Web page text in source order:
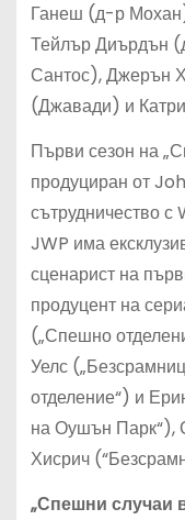
Ганеш (д-р
Тейлър Диърдън
Сантос), Джерън
(Джавади) и
Първи сезон на
продуциран от
сътрудничество
JWP има
сценарист на
продуцент на
(„Спешно
Уелс
отделение“) и
на Оушън Парк“),
Хисрич
„Спешни случаи